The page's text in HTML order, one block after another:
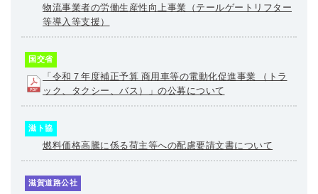
物流事業者の労働生産性向上事業（テールゲートリフター
等導入等支援）
国交省
「令和７年度補正予算 商用車等の電動化促進事業 （トラ
ック、タクシー、バス）」の公募について
滋ト協
燃料価格高騰に係る荷主等への配慮要請文書について
滋賀道路公社